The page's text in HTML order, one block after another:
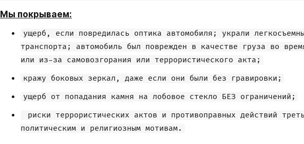
Мы покрываем:
ущерб, если повредилась оптика автомобиля; украли
транспорта; автомобиль был поврежден в качестве груза во
или из-за самовозгорания или террористического акта;
кражу боковых зеркал, даже если они были без гравировки;
ущерб от попадания камня на лобовое стекло БЕЗ ограничений;
риски террористических актов и противоправных действий
политическим и религиозным мотивам.